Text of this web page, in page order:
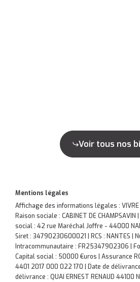
Voir tous nos
Mentions légales
Affichage des informations légales : VIVRE
Raison sociale : CABINET DE
social : 42 rue Maréchal Joffre - 44000
Siret : 34790230600021 | RCS : NANTES |
Intracommunautaire : FR25347902306 |
Capital social : 50000 €uros | Assurance
4401 2017 000 022 170 | Date de
délivrance : QUAI ERNEST RENAUD 44100